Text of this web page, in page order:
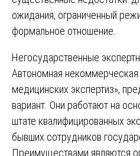
ожидания, ограниченный
формальное отношение.
Негосударственные
Автономная некоммерческая
медицинских экспертиз»,
вариант. Они работают на
штате квалифицированных
бывших сотрудников
Преимуществами являются